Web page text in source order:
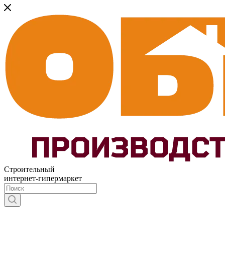
Строительный
интернет-гипермаркет